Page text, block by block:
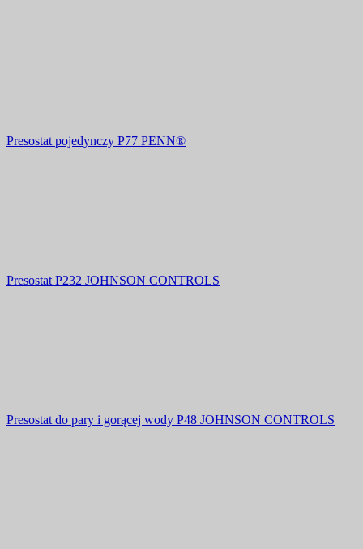
Presostat pojedynczy P77 PENN®
Presostat P232 JOHNSON CONTROLS
Presostat do pary i gorącej wody P48 JOHNSON CONTROLS